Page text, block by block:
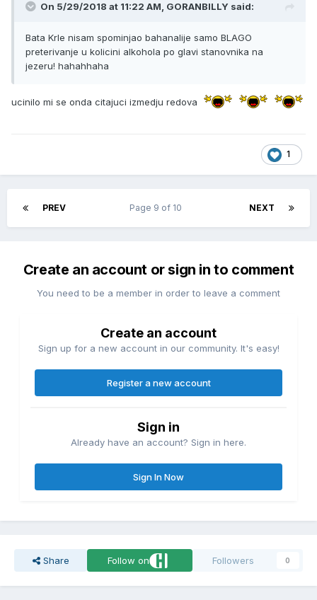
On 5/29/2018 at 11:22 AM, GORANBILLY said:
Bata Krle nisam spominjao bahanalije samo BLAGO
preterivanje u kolicini alkohola po glavi stanovnika na
jezeru! hahahhaha
ucinilo mi se onda citajuci izmedju redova
1
PREV NEXT
Page 9 of 10
Create an account or sign in to comment
You need to be a member in order to leave a comment
Create an account
Sign up for a new account in our community. It's easy!
Register a new account
Sign in
Already have an account? Sign in here.
Sign In Now
Share Follow on Followers 0